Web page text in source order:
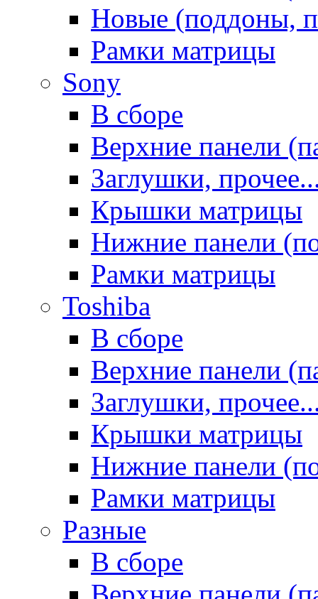
Новые (поддоны,
Рамки матрицы
Sony
В сборе
Верхние панели
Заглушки,
Крышки матрицы
Нижние панели
Рамки матрицы
Toshiba
В сборе
Верхние панели
Заглушки,
Крышки матрицы
Нижние панели
Рамки матрицы
Разные
В сборе